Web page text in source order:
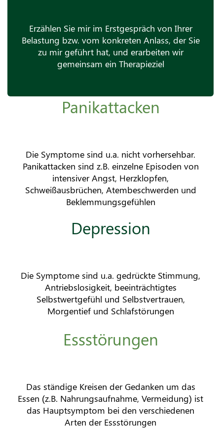
Erzählen Sie mir im Erstgespräch von Ihrer
Belastung bzw. vom konkreten Anlass, der Sie
zu mir geführt hat, und erarbeiten wir
gemeinsam ein Therapieziel
Panikattacken
Die Symptome sind u.a. nicht vorhersehbar.
Panikattacken sind z.B. einzelne Episoden von
intensiver Angst, Herzklopfen,
Schweißausbrüchen, Atembeschwerden und
Beklemmungsgefühlen
Depression
Die Symptome sind u.a. gedrückte Stimmung,
Antriebslosigkeit, beeinträchtigtes
Selbstwertgefühl und Selbstvertrauen,
Morgentief und Schlafstörungen
Essstörungen
Das ständige Kreisen der Gedanken um das
Essen (z.B. Nahrungsaufnahme, Vermeidung) ist
das Hauptsymptom bei den verschiedenen
Arten der Essstörungen